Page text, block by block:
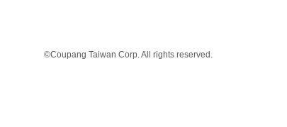
©Coupang Taiwan Corp. All rights reserved.